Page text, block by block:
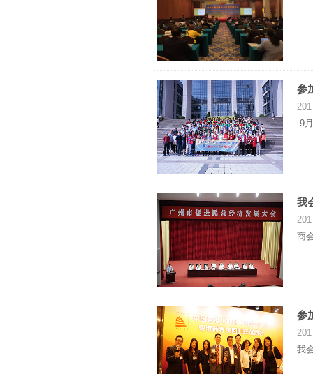
参
9
我
商
参
我